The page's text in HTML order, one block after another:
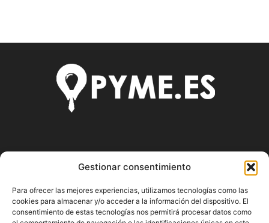
Gestionar consentimiento
Para ofrecer las mejores experiencias, utilizamos tecnologías como las
cookies para almacenar y/o acceder a la información del dispositivo. El
consentimiento de estas tecnologías nos permitirá procesar datos como
actualizado de todas las noticias y novedades sobre la
economía en España y el mundo, así como donde podrás